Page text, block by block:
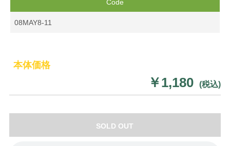
Code
08MAY8-11
本体価格
￥1,180 (税込)
SOLD OUT